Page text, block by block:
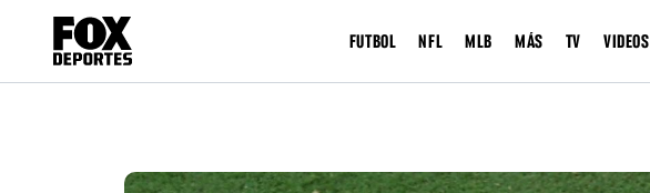
FUTBOL NFL MLB MÁS TV VIDEOS